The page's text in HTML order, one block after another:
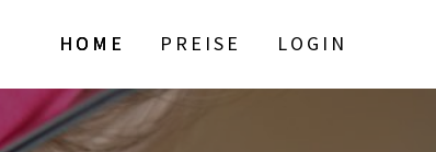
HOME PREISE LOGIN